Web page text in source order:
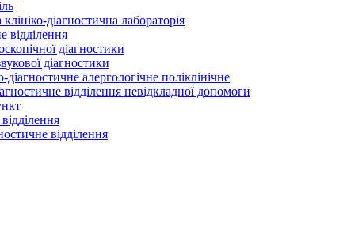
діагностична лабораторія
відділення
діагностики
діагностики
алергологічне поліклінічне
відділення невідкладної допомоги
відділення